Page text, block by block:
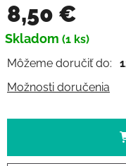
8,50 €
Jednotková cena:
Skladom (1 ks)
Môžeme doručiť do:
Možnosti doručenia